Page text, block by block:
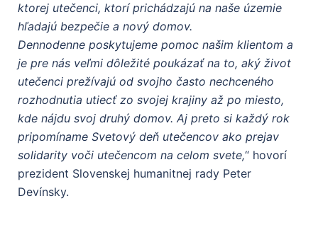
ktorej utečenci, ktorí prichádzajú na naše územie
hľadajú bezpečie a nový domov.
Dennodenne poskytujeme pomoc našim klientom a
je pre nás veľmi dôležité poukázať na to, aký život
utečenci prežívajú od svojho často nechceného
rozhodnutia utiecť zo svojej krajiny až po miesto,
kde nájdu svoj druhý domov. Aj preto si každý rok
pripomíname Svetový deň utečencov ako prejav
solidarity voči utečencom na celom svete,“ hovorí
prezident Slovenskej humanitnej rady Peter
Devínsky.